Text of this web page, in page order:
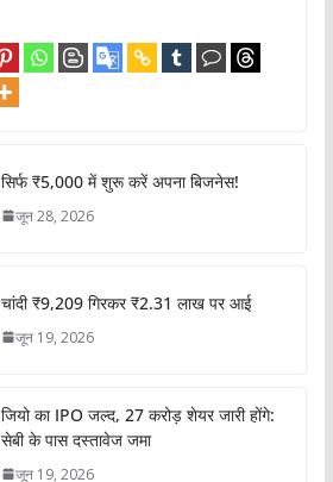
सिर्फ ₹5,000 में शुरू करें अपना बिजनेस!
जून 28, 2026
चांदी ₹9,209 गिरकर ₹2.31 लाख पर आई
जून 19, 2026
जियो का IPO जल्द, 27 करोड़ शेयर जारी होंगे:
सेबी के पास दस्तावेज जमा
जून 19, 2026